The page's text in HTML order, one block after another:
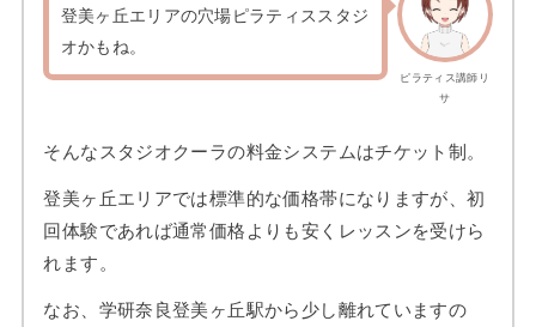
ピラティス講師リ
サ
登美ヶ丘エリアの穴場ピラティススタジ
オかもね。
そんなスタジオクーラの料金システムはチケット制。
登美ヶ丘エリアでは標準的な価格帯になりますが、初
回体験であれば通常価格よりも安くレッスンを受けら
れます。
なお、学研奈良登美ヶ丘駅から少し離れていますの